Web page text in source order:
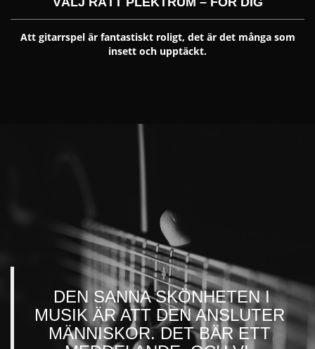
Att gitarrspel är fantastiskt roligt, det är det många som
insett och upptäckt.
DEN SANNA SKÖNHETEN I
MUSIK ÄR ATT DEN ANSLUTER
MÄNNISKOR. DET BÄR ETT